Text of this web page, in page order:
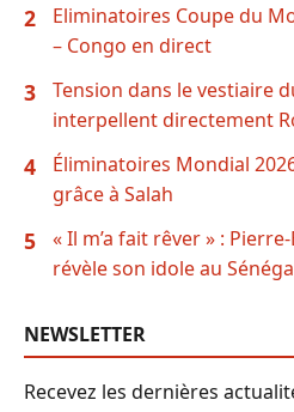
2
Eliminatoires Coupe du
– Congo en direct
3
Tension dans le vestiaire
interpellent directement
4
Éliminatoires Mondial
grâce à Salah
5
« Il m’a fait rêver » :
révèle son idole au
NEWSLETTER
Recevez les dernières